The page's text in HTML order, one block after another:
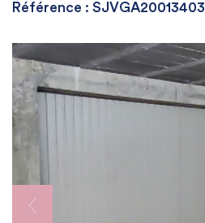
Référence : SJVGA20013403